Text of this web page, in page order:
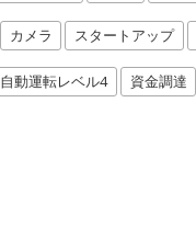
カメラ スタートアップ
自動運転レベル4 資金調達